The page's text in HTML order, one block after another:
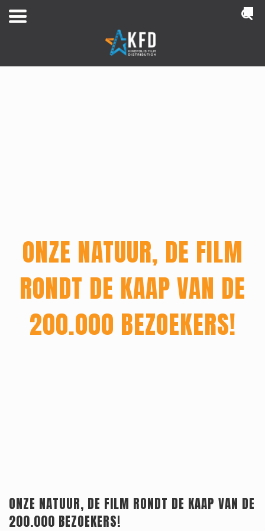
Home
Releaselijst
ONZE NATUUR, DE FILM
RONDT DE KAAP VAN DE
200.000 BEZOEKERS!
ONZE NATUUR, DE FILM RONDT DE KAAP VAN DE
200.000 BEZOEKERS!